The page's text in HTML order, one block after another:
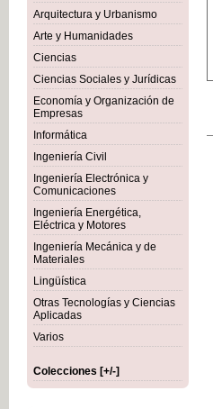
Arquitectura y Urbanismo
Arte y Humanidades
Ciencias
Ciencias Sociales y Jurídicas
Economía y Organización de
Empresas
Informática
Ingeniería Civil
Ingeniería Electrónica y
Comunicaciones
Ingeniería Energética,
Eléctrica y Motores
Ingeniería Mecánica y de
Materiales
Lingüística
Otras Tecnologías y Ciencias
Aplicadas
Varios
Colecciones [+/-]